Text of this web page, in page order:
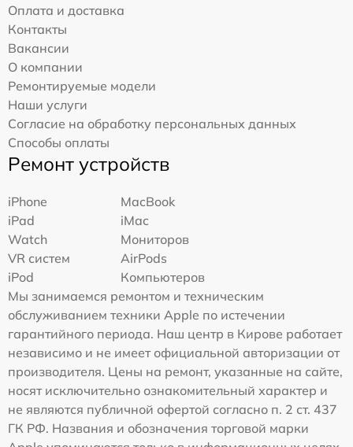
Оплата и доставка
Контакты
Вакансии
О компании
Ремонтируемые модели
Наши услуги
Согласие на обработку персональных данных
Способы оплаты
Ремонт устройств
iPhone
MacBook
iPad
iMac
Watch
Мониторов
VR систем
AirPods
iPod
Компьютеров
Мы занимаемся ремонтом и техническим
обслуживанием техники Apple по истечении
гарантийного периода. Наш центр в Кирове работает
независимо и не имеет официальной авторизации от
производителя. Цены на ремонт, указанные на сайте,
носят исключительно ознакомительный характер и
не являются публичной офертой согласно п. 2 ст. 437
ГК РФ. Названия и обозначения торговой марки